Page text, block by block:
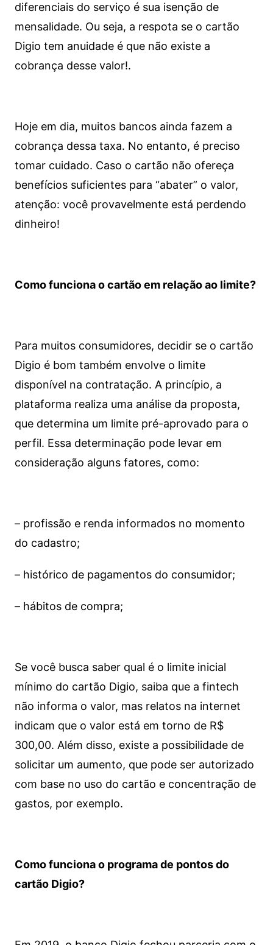
diferenciais do serviço é sua isenção de
mensalidade. Ou seja, a respota se o cartão
Digio tem anuidade é que não existe a
cobrança desse valor!.
Hoje em dia, muitos bancos ainda fazem a
cobrança dessa taxa. No entanto, é preciso
tomar cuidado. Caso o cartão não ofereça
benefícios suficientes para “abater” o valor,
atenção: você provavelmente está perdendo
dinheiro!
Como funciona o cartão em relação ao limite?
Para muitos consumidores, decidir se o cartão
Digio é bom também envolve o limite
disponível na contratação. A princípio, a
plataforma realiza uma análise da proposta,
que determina um limite pré-aprovado para o
perfil. Essa determinação pode levar em
consideração alguns fatores, como:
– profissão e renda informados no momento
do cadastro;
– histórico de pagamentos do consumidor;
– hábitos de compra;
Se você busca saber qual é o limite inicial
mínimo do cartão Digio, saiba que a fintech
não informa o valor, mas relatos na internet
indicam que o valor está em torno de R$
300,00. Além disso, existe a possibilidade de
solicitar um aumento, que pode ser autorizado
com base no uso do cartão e concentração de
gastos, por exemplo.
Como funciona o programa de pontos do
cartão Digio?